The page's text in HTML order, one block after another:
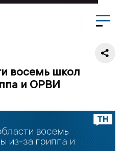
восемь школ
и ОРВИ